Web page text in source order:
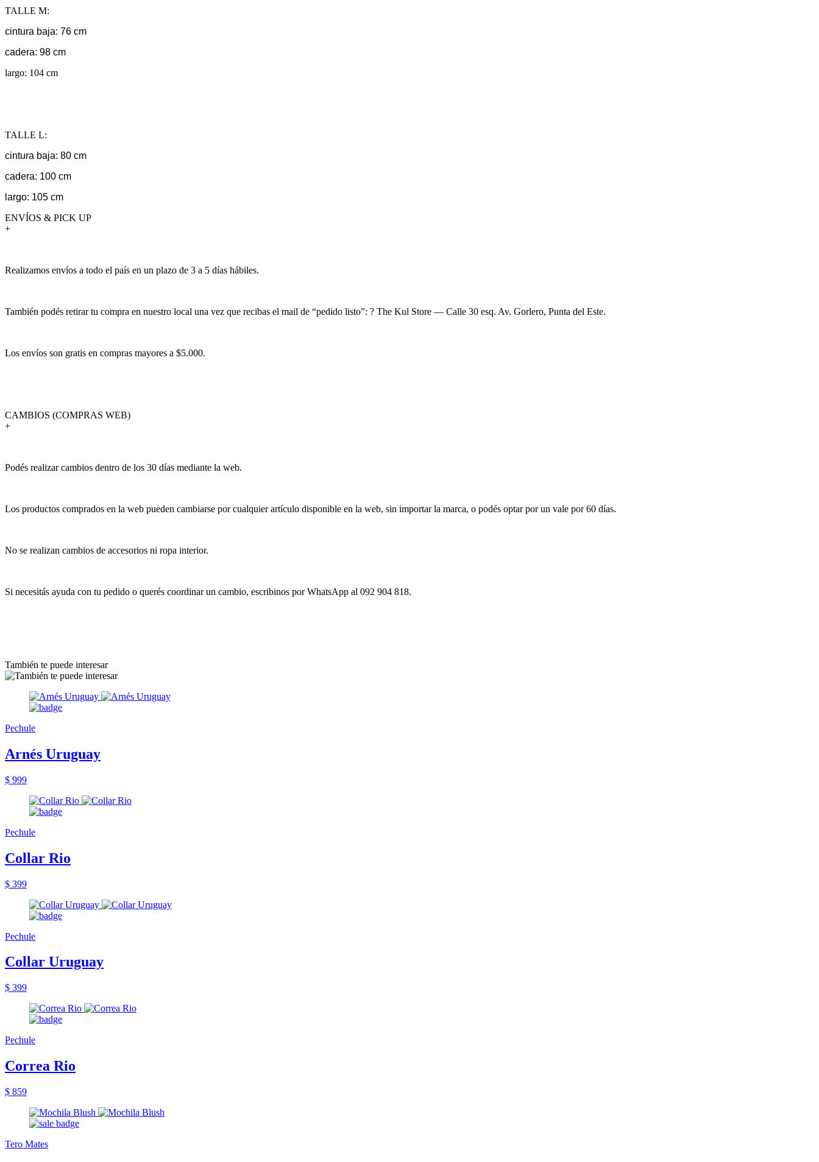
TALLE M:
cintura baja: 76 cm
cadera: 98 cm
largo: 104 cm
TALLE L:
cintura baja: 80 cm
cadera: 100 cm
largo: 105 cm
ENVÍOS & PICK UP
+
Realizamos envíos a todo el país en un plazo de 3 a 5 días hábiles.
También podés retirar tu compra en nuestro local una vez que recibas el mail de “pedido listo”: ? The Kul Store — Calle 30 esq. Av. Gorlero, Punta del Este.
Los envíos son gratis en compras mayores a $5.000.
CAMBIOS (COMPRAS WEB)
+
Podés realizar cambios dentro de los 30 días mediante la web.
Los productos comprados en la web pueden cambiarse por cualquier artículo disponible en la web, sin importar la marca, o podés optar por un vale por 60 días.
No se realizan cambios de accesorios ni ropa interior.
Si necesitás ayuda con tu pedido o querés coordinar un cambio, escribinos por WhatsApp al 092 904 818.
También te puede interesar
Pechule
Arnés Uruguay
$ 999
Pechule
Collar Rio
$ 399
Pechule
Collar Uruguay
$ 399
Pechule
Correa Rio
$ 859
Tero Mates